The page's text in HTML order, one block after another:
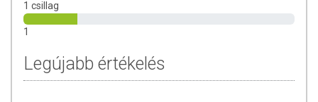
fogyasztási mennyiséget ne lépje túl! Ne szedje a készítményt, ha az
összetevők bármelyikére érzékeny vagy allergiás! Kisgyermektől
elzárva tartandó!
1 csillag
1
Legújabb értékelés